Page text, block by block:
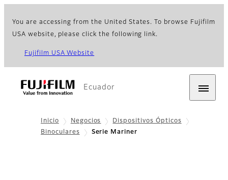
You are accessing from the United States. To browse Fujifilm
USA website, please click the following link.
Fujifilm USA Website
Ecuador
Inicio Negocios
Dispositivos Ópticos
Binoculares
Serie Mariner